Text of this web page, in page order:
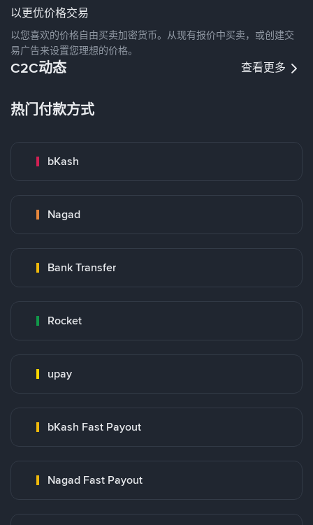
以更优价格交易
以您喜欢的价格自由买卖加密货币。从现有报价中买卖，或创建交
易广告来设置您理想的价格。
C2C动态 查看更多
热门付款方式
bKash
Nagad
Bank Transfer
Rocket
upay
bKash Fast Payout
Nagad Fast Payout